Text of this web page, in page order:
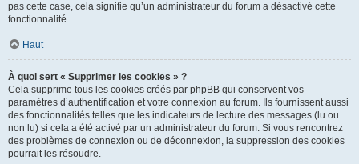
pas cette case, cela signifie qu’un administrateur du forum a désactivé cette
fonctionnalité.
Haut
À quoi sert « Supprimer les cookies » ?
Cela supprime tous les cookies créés par phpBB qui conservent vos
paramètres d’authentification et votre connexion au forum. Ils fournissent aussi
des fonctionnalités telles que les indicateurs de lecture des messages (lu ou
non lu) si cela a été activé par un administrateur du forum. Si vous rencontrez
des problèmes de connexion ou de déconnexion, la suppression des cookies
pourrait les résoudre.